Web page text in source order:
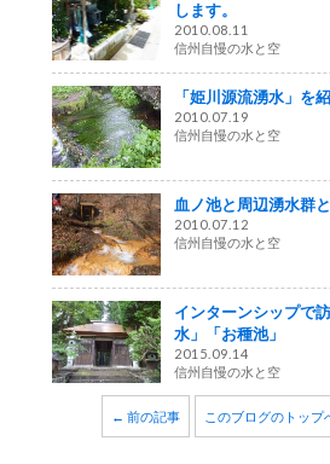
します。
2010.08.11
信州自慢の水と空
「姫川源流湧水」を
2010.07.19
信州自慢の水と空
血ノ池と周辺湧水群
2010.07.12
信州自慢の水と空
インターンシップで
水」「お種池」
2015.09.14
信州自慢の水と空
← 前の記事 このブログのトップ